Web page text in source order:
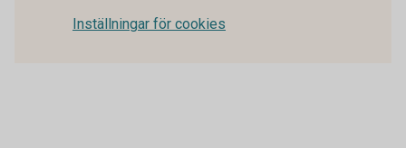
Inställningar för cookies